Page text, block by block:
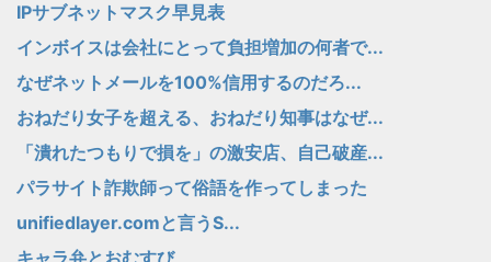
IPサブネットマスク早見表
インボイスは会社にとって負担増加の何者で...
なぜネットメールを100%信用するのだろ...
おねだり女子を超える、おねだり知事はなぜ...
「潰れたつもりで損を」の激安店、自己破産...
パラサイト詐欺師って俗語を作ってしまった
unifiedlayer.comと言うS...
キャラ弁とおむすび